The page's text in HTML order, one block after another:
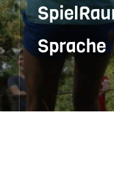
Sprache
Worte finden.
Gemeinsam